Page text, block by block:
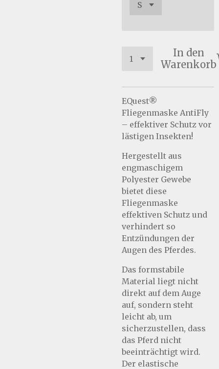
In den
Warenkorb
EQuest®
Fliegenmaske AntiFly
– effektiver Schutz vor
lästigen Insekten!
Hergestellt aus
engmaschigem
Polyester Gewebe
bietet diese
Fliegenmaske
effektiven Schutz und
verhindert so
Entzündungen der
Augen des Pferdes.
Das formstabile
Material liegt nicht
direkt auf dem Auge
auf, sondern steht
leicht ab, um
sicherzustellen, dass
das Pferd nicht
beeinträchtigt wird.
Der elastische